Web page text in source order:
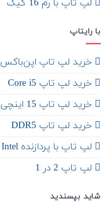
لپ تاپ با رم 16 گیگ
با رایتاپ
‌ خرید لپ تاپ اپن‌باکس
خرید لپ تاپ Core i5
‌‌ خرید لپ تاپ 15 اینچی
خرید لپ تاپ DDR5
لپ تاپ با پردازنده Intel
لپ تاپ 2 در 1
شاید بپسندید